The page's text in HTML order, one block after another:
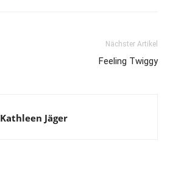
Nächster Artikel
Feeling Twiggy
Kathleen Jäger